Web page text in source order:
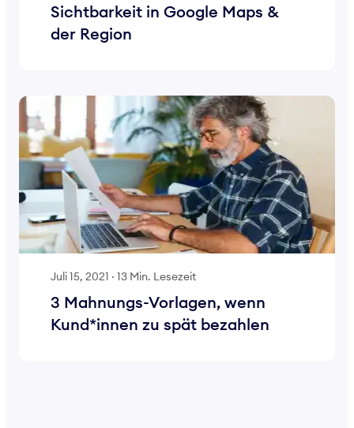
Sichtbarkeit in Google Maps &
der Region
Juli 15, 2021 · 13 Min. Lesezeit
3 Mahnungs-Vorlagen, wenn
Kund*innen zu spät bezahlen